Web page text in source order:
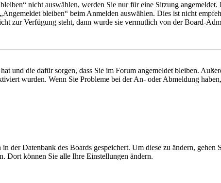
nicht auswählen, werden Sie nur für eine Sitzung
bleiben“ beim Anmelden auswählen. Dies ist nicht
zur Verfügung steht, dann wurde sie vermutlich von der Board-
und die dafür sorgen, dass Sie im Forum angemeldet bleiben.
wurden. Wenn Sie Probleme bei der An- oder Abmeldung
der Datenbank des Boards gespeichert. Um diese zu ändern,
Dort können Sie alle Ihre Einstellungen ändern.